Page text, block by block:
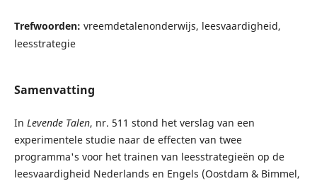
Trefwoorden: vreemdetalenonderwijs, leesvaardigheid,
leesstrategie
Samenvatting
In Levende Talen, nr. 511 stond het verslag van een
experimentele studie naar de effecten van twee
programma's voor het trainen van leesstrategieën op de
leesvaardigheid Nederlands en Engels (Oostdam & Bimmel,